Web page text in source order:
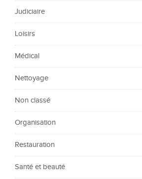
Judiciaire
Loisirs
Médical
Nettoyage
Non classé
Organisation
Restauration
Santé et beauté